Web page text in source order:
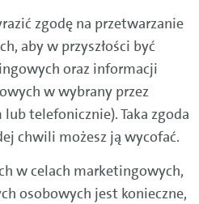
zgodę na przetwarzanie
aby w przyszłości być
oraz informacji
w wybrany przez
telefonicznie). Taka zgoda
chwili możesz ją wycofać.
w celach marketingowych,
osobowych jest konieczne,